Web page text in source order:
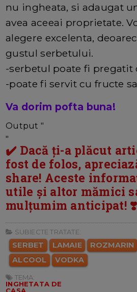
nu ingheata, si adaugat
avea aceeai proprietate.
alegere excelenta,
gustul serbetului.
-serbetul poate fi pregatit
-poate fi servit cu fructe
Va dorim pofta buna!
Output "
"
✔️ Dacă ți-a plăcut
fost de folos,
share! Aceste
utile și altor mămici
mulțumim anticipat! ❣️
SUBIECTE TRATATE:
SERBET LAMAIE
ROZMARIN
ALCOOL
VODKA
TEMA:
INGHETATA DE
CASA